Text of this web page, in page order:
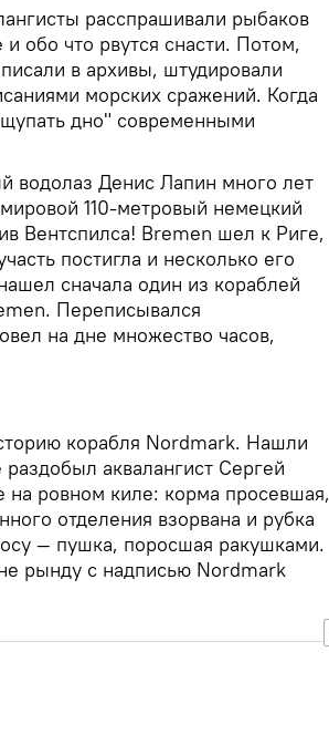
расспрашивали рыбаков
обо что рвутся снасти. Потом,
в архивы, штудировали
морских сражений. Когда
дно" современными
водолаз Денис Лапин много лет
110-метровый немецкий
Вентспилса! Bremen шел к Риге,
постигла и несколько его
сначала один из кораблей
Переписывался
на дне множество часов,
корабля Nordmark. Нашли
аквалангист Сергей
на ровном киле: корма просевшая,
отделения взорвана и рубка
— пушка, поросшая ракушками.
рынду с надписью Nordmark